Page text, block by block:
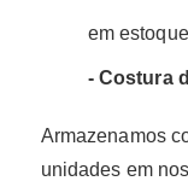
em estoque
- Costura
Armazenamos
unidades em